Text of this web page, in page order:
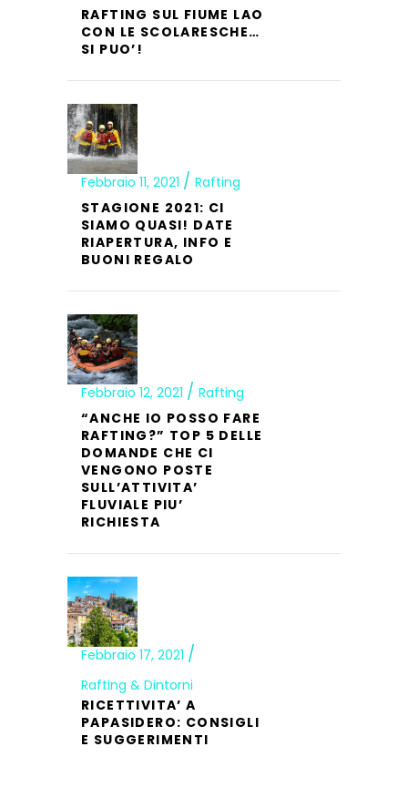
RAFTING SUL FIUME LAO
CON LE SCOLARESCHE…
SI PUO’!
Febbraio 11, 2021
Rafting
STAGIONE 2021: CI
SIAMO QUASI! DATE
RIAPERTURA, INFO E
BUONI REGALO
Febbraio 12, 2021
Rafting
“ANCHE IO POSSO FARE
RAFTING?” TOP 5 DELLE
DOMANDE CHE CI
VENGONO POSTE
SULL’ATTIVITA’
FLUVIALE PIU’
RICHIESTA
Febbraio 17, 2021
Rafting & Dintorni
RICETTIVITA’ A
PAPASIDERO: CONSIGLI
E SUGGERIMENTI